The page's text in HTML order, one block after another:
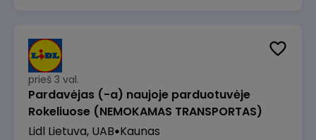
prieš 3 val.
Pardavėjas (-a) naujoje parduotuvėje
Rokeliuose (NEMOKAMAS TRANSPORTAS)
Lidl Lietuva, UAB Kaunas